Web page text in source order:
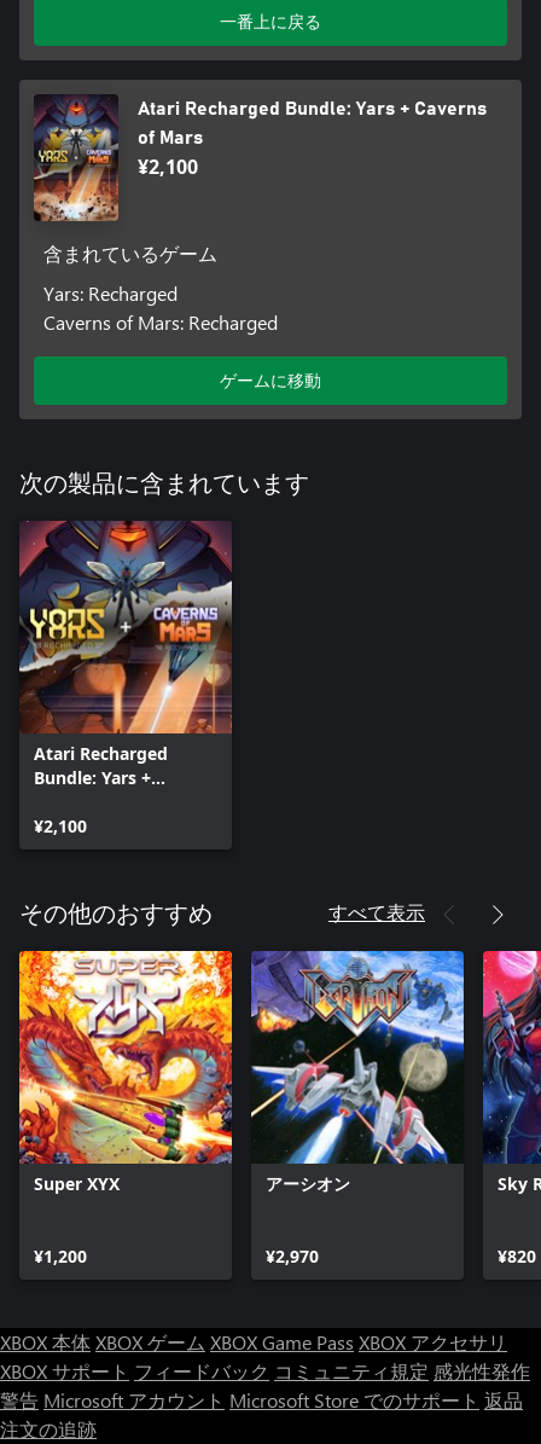
一番上に戻る
Atari Recharged Bundle: Yars + Caverns
of Mars
¥2,100
含まれているゲーム
Yars: Recharged
Caverns of Mars: Recharged
ゲームに移動
次の製品に含まれています
Atari Recharged
Bundle: Yars +
¥2,100
その他のおすすめ すべて表示
Super XYX
¥1,200
アーシオン
¥2,970
Sky
¥820
XBOX 本体XBOX ゲーム XBOX Game Pass XBOX アクセサリ
XBOX サポート フィードバック コミュニティ規定 感光性発作
警告 Microsoft アカウント Microsoft Store でのサポート 返品
注文の追跡